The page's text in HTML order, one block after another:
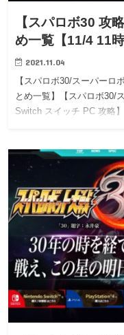
【スパロボ30 攻
め一覧【11/4 11時
2021.11.04
【スパロボ30/スーパーロ
とめ一覧】【スパロボ30/
Switch スイッチ PC 攻略